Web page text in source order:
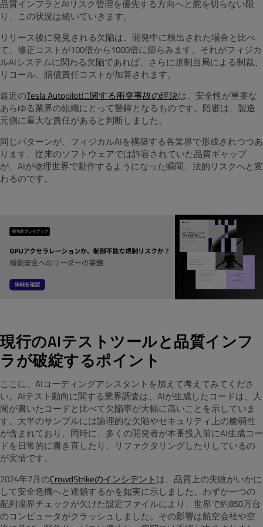
品質インフラとAIリスク管理を優先する方向へと舵を切らない限
り、この状況は続いていきます。
リリース後に発見される欠陥は、開発中に検出された場合と比べ
て、修正コストが100倍から1000倍に膨らみます。それがフィジカ
ルAIシステムに関わる欠陥であれば、さらに規制当局による制裁、
リコール、賠償責任コストが加算されます。
最近のTeslaAutopilotに関する衝突事故の評決は、安全性が重要な
あらゆる業界の組織にとって警鐘となるものです。陪審は、製造
元側に重大な責任があると判断しました。
同じパターンが、フィジカルAIを構築する各業界で形成されつつあ
ります。従来のソフトウェアでは許容されていた品質ギャップ
が、AIが物理世界で動作するようになった瞬間、法的リスクへと変
わるのです。
現行のAIテストツールと品質インフ
ラが破綻するポイント
ここに、AIコーディングアシスタントを加えて考えてみてくださ
い。AIテスト動向に関する業界調査は、AIが生成したコードは、人
間が書いたコードと比べて欠陥率が大幅に高いことを示していま
す。大半のサンプルには論理的な欠陥やセキュリティ上の脆弱性
が含まれており、同時に、多くの開発者が本番投入前にAI生成コー
ドを日常的に書き直したり、リファクタリングしたりしているの
が実情です。
2024年7月のCrowdStrikeのインシデント は、品質上の失敗がいかに
して安全危機へと連鎖するかを如実に示しました。わずか一つの
配列境界チェックが欠けた設定ファイルにより、世界で約850万台
のコンピュータがクラッシュしました。その影響は航空会社や空